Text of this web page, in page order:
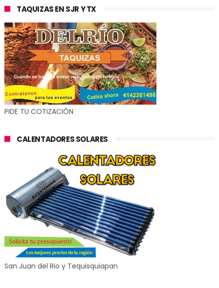
TAQUIZAS EN SJR Y TX
PIDE TU COTIZACIÓN
CALENTADORES SOLARES
San Juan del Rio y Tequisquiapan